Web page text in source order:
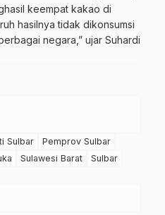
keempat kakao di
hasilnya tidak dikonsumsi
negara,” ujar Suhardi
Sulbar
Pemprov Sulbar
Sulawesi Barat
Sulbar